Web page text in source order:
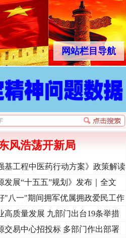
网站栏目导航
风浩荡开新局
基工程中医药行动方案》政策解读
发展“十五五”规划》发布｜全文
"八一"期间拥军优属拥政爱民工作
高质量发展 九部门出台19条举措
交易中心招投标 多部门作出部署